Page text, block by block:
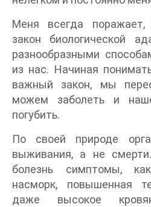
Меня всегда поражает,
закон биологической
разнообразными
из нас. Начиная
важный закон, мы
можем заболеть и
погубить.
По своей природе
выживания, а не
болезнь симптомы,
насморк, повышенная
даже высокое